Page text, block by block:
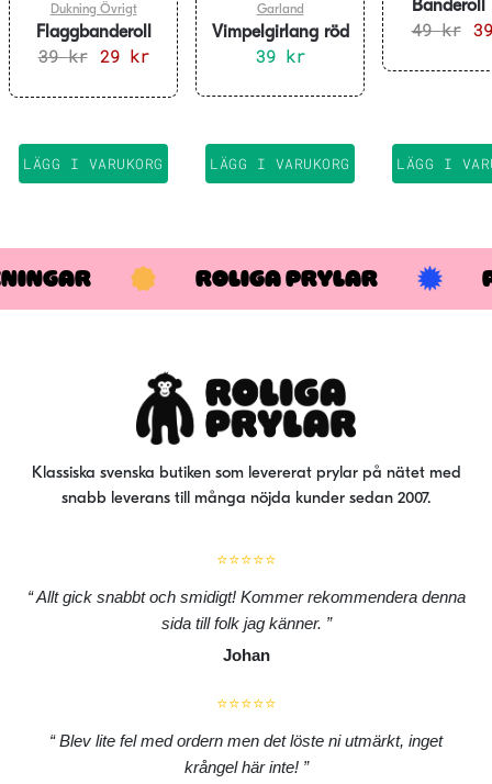
Dukning Övrigt
Flaggbanderoll
Skrivbar 6 m
39kr
Det
ursprungliga
priset
29 krDet
nuvarande
priset
29 kr.
LÄGG I VARUKORG
Garland
Vimpelgirlang röd
10 m
39 kr
LÄGG I VARUKORG
Banderoll
49kr
LÄGG I
ROLIGA PRYLAR
Klassiska svenska butiken som levererat prylar på nätet med
snabb leverans till många nöjda kunder sedan 2007.
⭐⭐⭐⭐⭐
Allt gick snabbt och smidigt! Kommer rekommendera denna
sida till folk jag känner.
Johan
⭐⭐⭐⭐⭐
Blev lite fel med ordern men det löste ni utmärkt, inget
krångel här inte!